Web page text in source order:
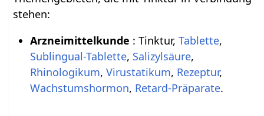
stehen:
Arzneimittelkunde : Tinktur, Tablette,
Sublingual-Tablette, Salizylsäure,
Rhinologikum, Virustatikum, Rezeptur,
Wachstumshormon, Retard-Präparate.